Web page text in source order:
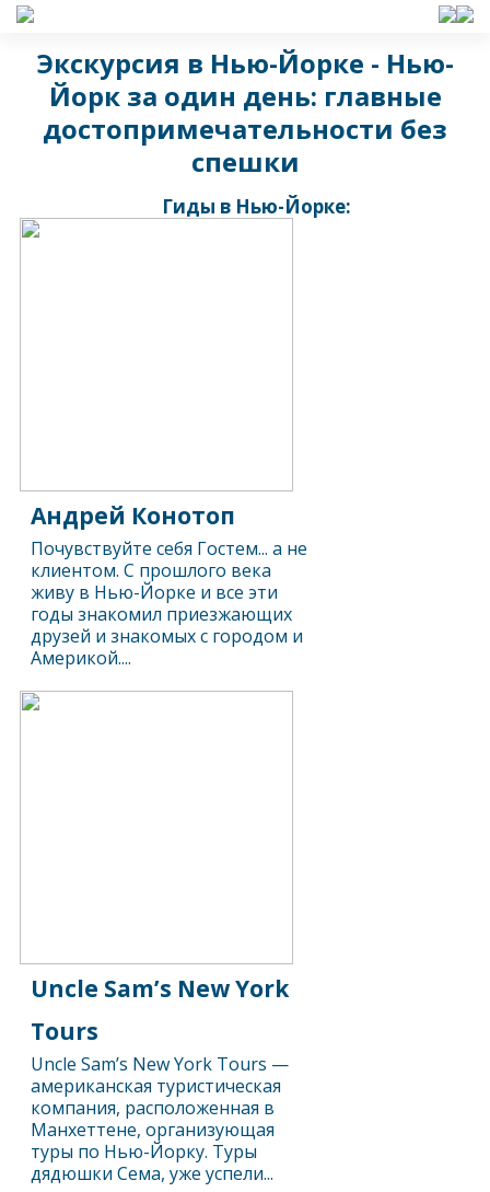
Экскурсия в Нью-Йорке - Нью-
Йорк за один день: главные
достопримечательности без
спешки
Гиды в Нью-Йорке:
Андрей Конотоп
Почувствуйте себя Гостем... а не
клиентом. С прошлого века
живу в Нью-Йорке и все эти
годы знакомил приезжающих
друзей и знакомых с городом и
Америкой....
Uncle Sam’s New York
Tours
Uncle Sam’s New York Tours —
американская туристическая
компания, расположенная в
Манхеттене, организующая
туры по Нью-Йорку. Туры
дядюшки Сема, уже успели...